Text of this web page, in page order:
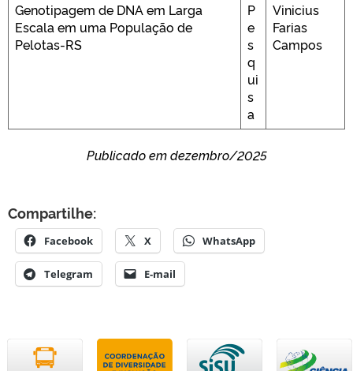
Genotipagem de DNA em Larga
Escala em uma População de
Pelotas-RS
P
e
s
q
ui
s
a
Vinicius
Farias
Campos
Publicado em dezembro/2025
Compartilhe:
Facebook X WhatsApp
Telegram E-mail